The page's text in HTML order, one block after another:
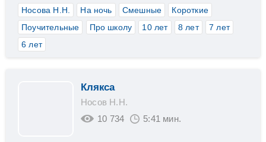
Носова Н.Н. На ночь Смешные
Короткие
Поучительные
Про школу 10 лет 8 лет
7 лет
6 лет
Клякса
Носов Н.Н.
10 734
5:41 мин.